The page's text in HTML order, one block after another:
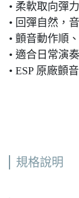
• 柔軟取向彈
• 回彈自然，
• 顫音動作順
• 適合日常演
• ESP 原廠顫
規格說明